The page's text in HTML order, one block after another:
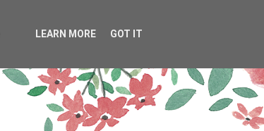
LEARN MORE GOT IT